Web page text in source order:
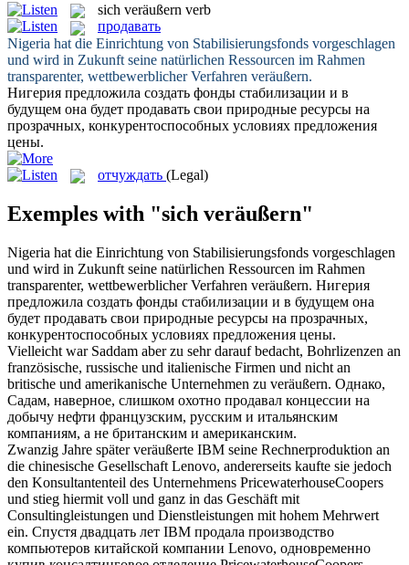
sich veräußern verb
продавать
Nigeria hat die Einrichtung von Stabilisierungsfonds vorgeschlagen
und wird in Zukunft seine natürlichen Ressourcen im Rahmen
transparenter, wettbewerblicher Verfahren veräußern.
Нигерия предложила создать фонды стабилизации и в
будущем она будет продавать свои природные ресурсы на
прозрачных, конкурентоспособных условиях предложения
цены.
отчуждать (Legal)
Exemples with "sich veräußern"
Nigeria hat die Einrichtung von Stabilisierungsfonds vorgeschlagen
und wird in Zukunft seine natürlichen Ressourcen im Rahmen
transparenter, wettbewerblicher Verfahren veräußern. Нигерия
предложила создать фонды стабилизации и в будущем она
будет продавать свои природные ресурсы на прозрачных,
конкурентоспособных условиях предложения цены.
Vielleicht war Saddam aber zu sehr darauf bedacht, Bohrlizenzen an
französische, russische und italienische Firmen und nicht an
britische und amerikanische Unternehmen zu veräußern. Однако,
Садам, наверное, слишком охотно продавал концессии на
добычу нефти французским, русским и итальянским
компаниям, а не британским и американским.
Zwanzig Jahre späterveräußerte IBM seine Rechnerproduktion an
die chinesische Gesellschaft Lenovo, andererseits kaufte sie jedoch
den Konsultantenteil des Unternehmens PricewaterhouseCoopers
und stieg hiermit voll und ganz in das Geschäft mit
Consultingleistungen und Dienstleistungen mit hohem Mehrwert
ein. Спустя двадцать лет IBM продала производство
компьютеров китайской компании Lenovo, одновременно